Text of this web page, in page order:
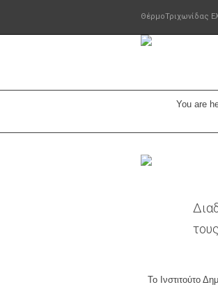
ΘέρμοΤριχωνίδας
You are
Το Ινστιτούτο